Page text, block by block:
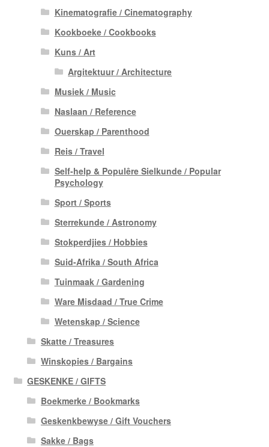
Kinematografie / Cinematography
Kookboeke / Cookbooks
Kuns / Art
Argitektuur / Architecture
Musiek / Music
Naslaan / Reference
Ouerskap / Parenthood
Reis / Travel
Self-help & Populêre Sielkunde / Popular
Psychology
Sport / Sports
Sterrekunde / Astronomy
Stokperdjies / Hobbies
Suid-Afrika / South Africa
Tuinmaak / Gardening
Ware Misdaad / True Crime
Wetenskap / Science
Skatte / Treasures
Winskopies / Bargains
GESKENKE / GIFTS
Boekmerke / Bookmarks
Geskenkbewyse / Gift Vouchers
Sakke / Bags